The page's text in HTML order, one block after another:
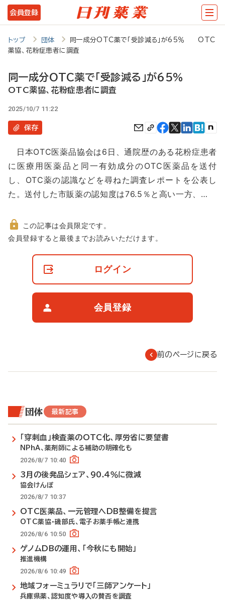
メ
イ
コ
テ
ツ
に
動
会員登録
トップ 団体
同一成分OTC薬で「受診減る」が65％ OTC
薬協、花粉症患者に調査
同一成分OTC薬で「受診減る」が65％
OTC薬協、花粉症患者に調査
2025/10/7 11:22
保存
日本OTC医薬品協会は6日、通院歴のある花粉症患者
に医療用医薬品と同一有効成分のOTC医薬品を送付
し、OTC薬の認識などを尋ねた調査レポートを公表し
た。送付した市販薬の認知度は76.5％と高い一方、…
非
この記事は会員限定です。
会員登録すると最後までお読みいただけます。
ログイン
会員登録
前のページに戻る
団体 最新記事
「穿刺血」検査薬のOTC化、厚労省に要望書
NPhA、薬剤師による補助の明確化も
2026/8/7 10:40
3月の後発品シェア、90.4％に微減
協会けんぽ
2026/8/7 10:37
OTC医薬品、一元管理へDB整備を提言
OTC薬協・磯部氏、電子お薬手帳と連携
2026/8/6 10:50
ゲノムDBの運用、「今秋にも開始」
推進機構
2026/8/6 10:49
地域フォーミュラリで「三師アンケート」
兵庫県薬、認知度や導入の賛否を調査